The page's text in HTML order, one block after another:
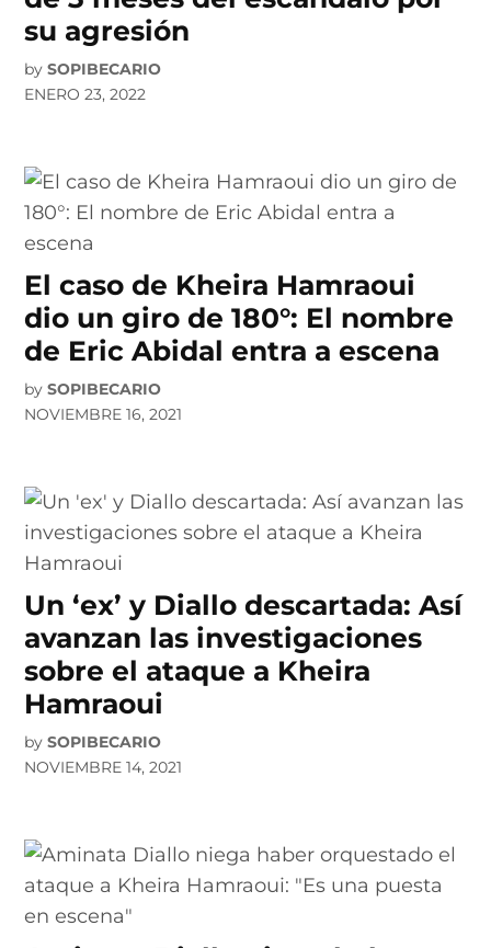
su agresión
by SOPIBECARIO
ENERO 23, 2022
El caso de Kheira Hamraoui
dio un giro de 180°: El nombre
de Eric Abidal entra a escena
by SOPIBECARIO
NOVIEMBRE 16, 2021
Un ‘ex’ y Diallo descartada: Así
avanzan las investigaciones
sobre el ataque a Kheira
Hamraoui
by SOPIBECARIO
NOVIEMBRE 14, 2021